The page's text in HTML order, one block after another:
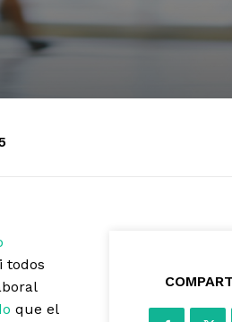
todos
que el